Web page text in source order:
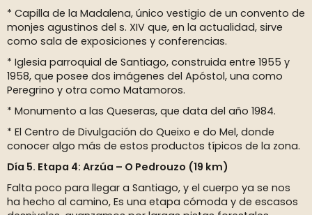
* Capilla de la Madalena, único vestigio de un convento de
monjes agustinos del s. XIV que, en la actualidad, sirve
como sala de exposiciones y conferencias.
* Iglesia parroquial de Santiago, construida entre 1955 y
1958, que posee dos imágenes del Apóstol, una como
Peregrino y otra como Matamoros.
* Monumento a las Queseras, que data del año 1984.
* El Centro de Divulgación do Queixo e do Mel, donde
conocer algo más de estos productos típicos de la zona.
Día 5. Etapa 4: Arzúa – O Pedrouzo (19 km)
Falta poco para llegar a Santiago, y el cuerpo ya se nos
ha hecho al camino, Es una etapa cómoda y de escasos